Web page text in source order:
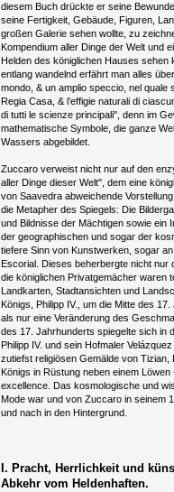
diesem Buch drückte er seine
seine Fertigkeit, Gebäude, Figuren,
großen Galerie sehen wollte, zu
Kompendium aller Dinge der Welt und
Helden des königlichen Hauses sehen
entlang wandelnd erfährt man alles
mondo, & un amplio speccio, nel quale
Regia Casa, & l’effigie naturali di
di tutti le scienze principali", denn im
mathematische Symbole, die ganze
Wassers abgebildet.
Zuccaro verweist nicht nur auf den
aller Dinge dieser Welt", dem eine
von Saavedra abweichende
die Metapher des Spiegels: Die
und Bildnisse der Mächtigen sowie ein
der geographischen und sogar der
tiefere Sinn von Kunstwerken, sogar
Escorial. Dieses beherbergte nicht nur
die königlichen Privatgemächer waren
Landkarten, Stadtansichten und
Königs, Philipp IV., um die Mitte des
als nur eine Veränderung des
des 17. Jahrhunderts spiegelte sich in
Philipp IV. und sein Hofmaler
zutiefst religiösen Gemälde von
Königs in Rüstung neben einem
excellence. Das kosmologische und
Mode war und von Zuccaro in seinem
und nach in den Hintergrund.
I. Pracht, Herrlichkeit und
Abkehr vom Heldenhaften.